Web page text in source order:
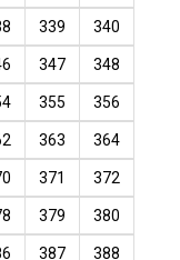
339 340
347 348
355 356
363 364
371 372
379 380
387 388